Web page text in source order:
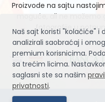
Naš sajt koristi "kolačiće" i
analizirali saobraćaj i
premium korisnicima.
sa trećim licima.
saglasni ste sa našim
privatnosti.
Proizvode na sajtu
moguće, ali ne možemo
fotografije u